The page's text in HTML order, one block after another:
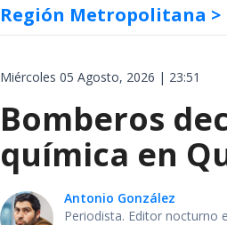
Región Metropolitana
Miércoles 05 Agosto, 2026 | 23:51
Bomberos
química en
Antonio González
Periodista. Editor nocturno